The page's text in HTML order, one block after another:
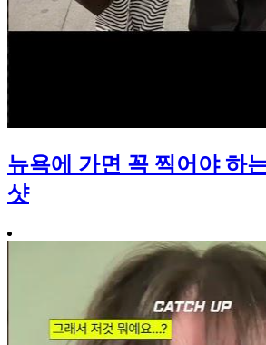
뉴욕에 가면 꼭 찍어야 하
샷